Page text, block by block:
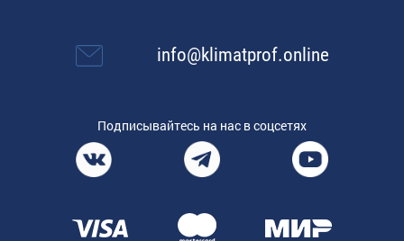
info@klimatprof.online
Подписывайтесь на нас в соцсетях